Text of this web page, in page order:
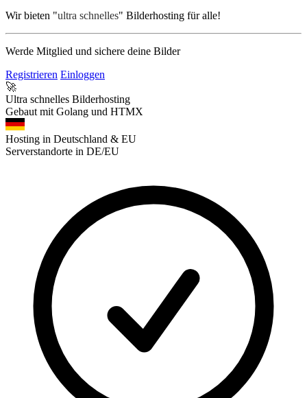
Wir bieten "ultra schnelles" Bilderhosting für alle!
Werde Mitglied und sichere deine Bilder
Registrieren Einloggen
🚀
Ultra schnelles Bilderhosting
Gebaut mit Golang und HTMX
Hosting in Deutschland & EU
Serverstandorte in DE/EU